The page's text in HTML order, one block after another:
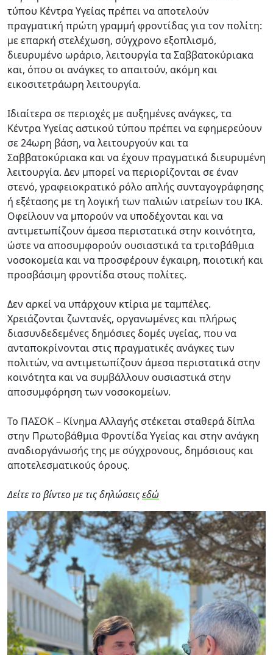
τύπου Κέντρα Υγείας πρέπει να αποτελούν
πραγματική πρώτη γραμμή φροντίδας για τον πολίτη:
με επαρκή στελέχωση, σύγχρονο εξοπλισμό,
διευρυμένο ωράριο, λειτουργία τα Σαββατοκύριακα
και, όπου οι ανάγκες το απαιτούν, ακόμη και
εικοσιτετράωρη λειτουργία.
Ιδιαίτερα σε περιοχές με αυξημένες ανάγκες, τα
Κέντρα Υγείας αστικού τύπου πρέπει να εφημερεύουν
σε 24ωρη βάση, να λειτουργούν και τα
Σαββατοκύριακα και να έχουν πραγματικά διευρυμένη
λειτουργία. Δεν μπορεί να περιορίζονται σε έναν
στενό, γραφειοκρατικό ρόλο απλής συνταγογράφησης
ή εξέτασης με τη λογική των παλιών ιατρείων του ΙΚΑ.
Οφείλουν να μπορούν να υποδέχονται και να
αντιμετωπίζουν άμεσα περιστατικά στην κοινότητα,
ώστε να αποσυμφορούν ουσιαστικά τα τριτοβάθμια
νοσοκομεία και να προσφέρουν έγκαιρη, ποιοτική και
προσβάσιμη φροντίδα στους πολίτες.
Δεν αρκεί να υπάρχουν κτίρια με ταμπέλες.
Χρειάζονται ζωντανές, οργανωμένες και πλήρως
διασυνδεδεμένες δημόσιες δομές υγείας, που να
ανταποκρίνονται στις πραγματικές ανάγκες των
πολιτών, να αντιμετωπίζουν άμεσα περιστατικά στην
κοινότητα και να συμβάλλουν ουσιαστικά στην
αποσυμφόρηση των νοσοκομείων.
Το ΠΑΣΟΚ – Κίνημα Αλλαγής στέκεται σταθερά δίπλα
στην Πρωτοβάθμια Φροντίδα Υγείας και στην ανάγκη
αναδιοργάνωσής της με σύγχρονους, δημόσιους και
αποτελεσματικούς όρους.
Δείτε το βίντεο με τις δηλώσειςεδώ